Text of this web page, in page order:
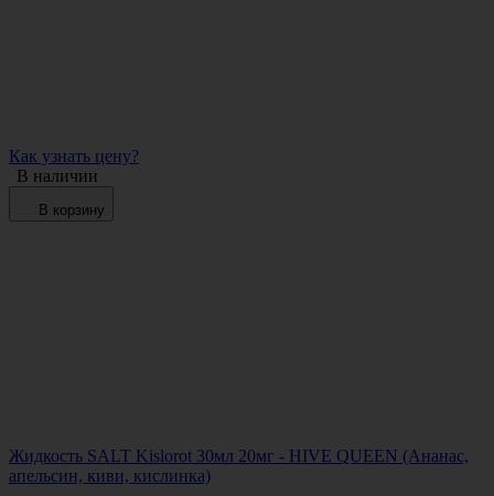
Как узнать цену?
В наличии
В корзину
Жидкость SALT Kislorot 30мл 20мг - HIVE QUEEN (Ананас,
апельсин, киви, кислинка)